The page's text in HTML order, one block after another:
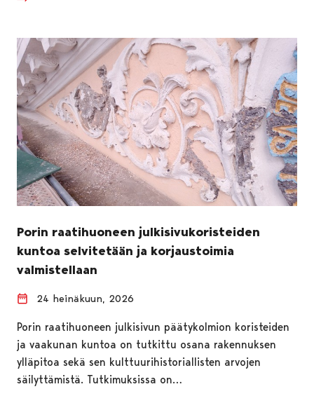
Porin raatihuoneen julkisivukoristeiden
kuntoa selvitetään ja korjaustoimia
valmistellaan
24 heinäkuun, 2026
Porin raatihuoneen julkisivun päätykolmion koristeiden
ja vaakunan kuntoa on tutkittu osana rakennuksen
ylläpitoa sekä sen kulttuurihistoriallisten arvojen
säilyttämistä. Tutkimuksissa on…